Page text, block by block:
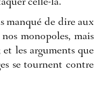
celle-là.
manqué de dire aux
monopoles, mais
et les arguments que
se tournent contre